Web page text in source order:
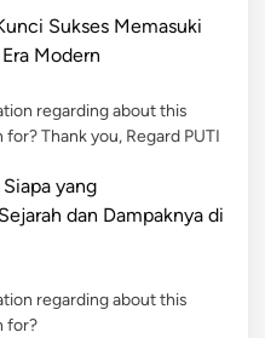
Sukses Memasuki
Modern
regarding about this
Thank you, Regard PUTI
Siapa yang
dan Dampaknya di
regarding about this
for?